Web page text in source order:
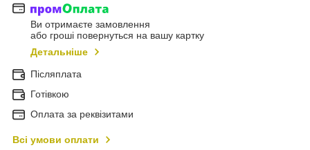
Ви отримаєте замовлення
або гроші повернуться на вашу картку
Детальніше
Післяплата
Готівкою
Оплата за реквізитами
Всі умови оплати